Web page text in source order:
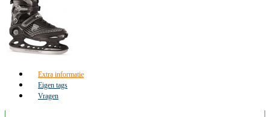
Extra informatie
Eigen tags
Vragen